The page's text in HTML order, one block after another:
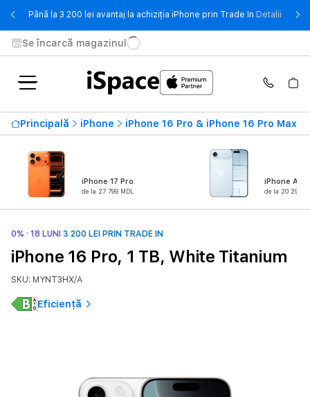
Până la 3 200 lei avantaj la achiziția iPhone prin Trade In Detalii -
Se încarcă magazinul
Principală iPhone iPhone 16 Pro & iPhone 16 Pro Max
iPhone 17 Pro
de la 27 799 MDL
iPhone Air
de la 20 299
0% · 18 LUNI 3 200 LEI PRIN TRADE IN
iPhone 16 Pro, 1 TB, White Titanium
SKU: MYNT3HX/A
Eficiență